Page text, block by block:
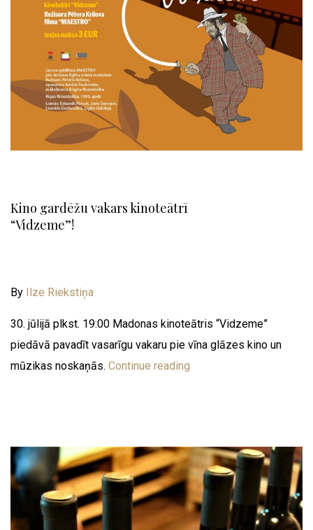
Kino gardēžu vakars kinoteātrī
“Vidzeme”!
By Ilze Riekstiņa
30. jūlijā plkst. 19:00 Madonas kinoteātris “Vidzeme”
piedāvā pavadīt vasarīgu vakaru pie vīna glāzes kino un
mūzikas noskaņās. Continue reading